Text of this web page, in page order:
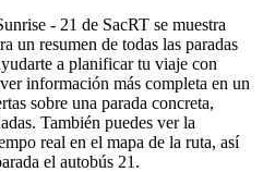
- 21 de SacRT se muestra
un resumen de todas las paradas
a planificar tu viaje con
información más completa en un
sobre una parada concreta,
También puedes ver la
real en el mapa de la ruta, así
el autobús 21.